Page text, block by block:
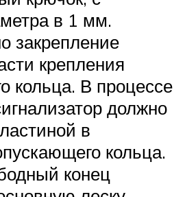
в 1 мм.
закрепление
крепления
кольца. В процессе
должно
в
кольца.
конец